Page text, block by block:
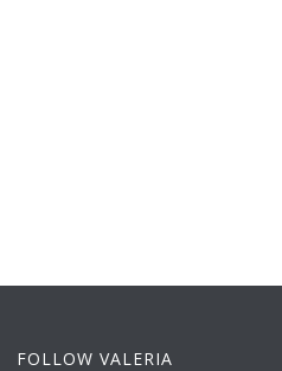
FOLLOW VALERIA